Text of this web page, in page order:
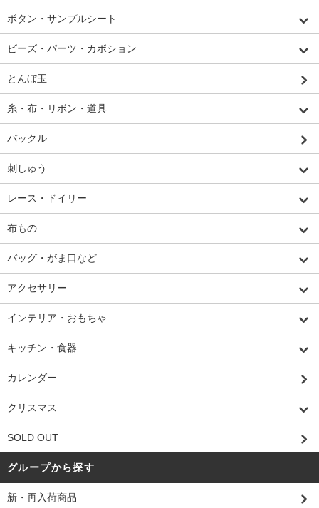
ボタン・サンプルシート
ビーズ・パーツ・カボション
とんぼ玉
糸・布・リボン・道具
バックル
刺しゅう
レース・ドイリー
布もの
バッグ・がま口など
アクセサリー
インテリア・おもちゃ
キッチン・食器
カレンダー
クリスマス
SOLD OUT
グループから探す
新・再入荷商品